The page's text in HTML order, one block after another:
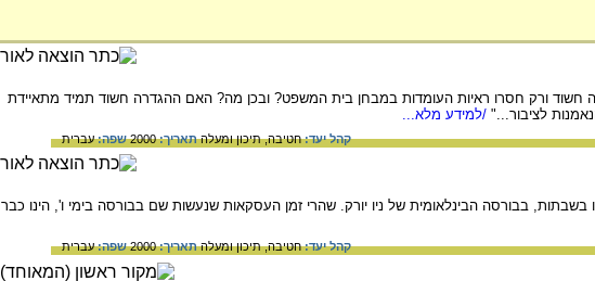
חשוד ורק חסרו ראיות העומדות במבחן בית המשפט? ובכן מה? האם ההגדרה חשוד תמיד מתאיידת
לציבור..." /למידע מלא...
קהל יעד:חטיבה,תיכון ומעלהתאריך:2000 שפה:עברית
בשבתות, בבורסה הבינלאומית של ניו יורק. שהרי זמן העסקאות שנעשות שם בבורסה בימי ו', הינו כבר
קהל יעד:חטיבה,תיכון ומעלהתאריך:2000 שפה:עברית